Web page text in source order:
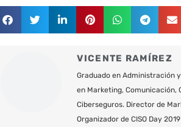
VICENTE RAMÍREZ
Graduado en Administración
en Marketing, Comunicación,
Ciberseguros. Director de
Organizador de CISO Day